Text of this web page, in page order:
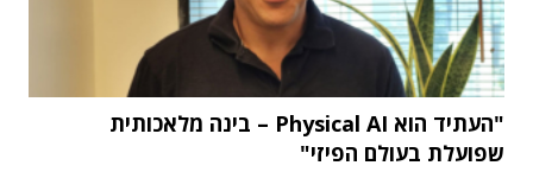
"העתיד הוא Physical AI – בינה מלאכותית
שפועלת בעולם הפיזי"